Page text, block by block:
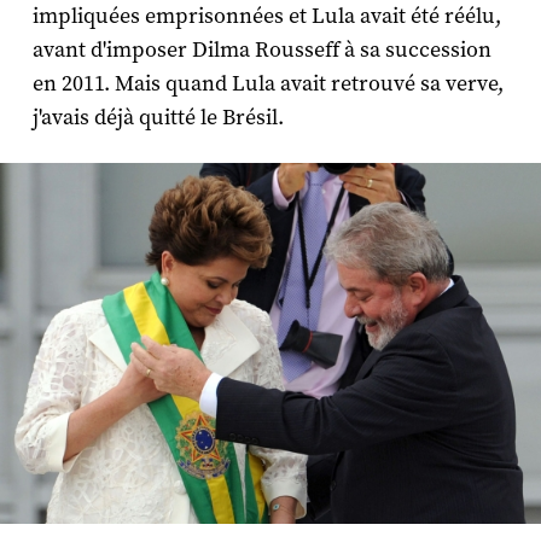
impliquées emprisonnées et Lula avait été réélu,
avant d'imposer Dilma Rousseff à sa succession
en 2011. Mais quand Lula avait retrouvé sa verve,
j'avais déjà quitté le Brésil.